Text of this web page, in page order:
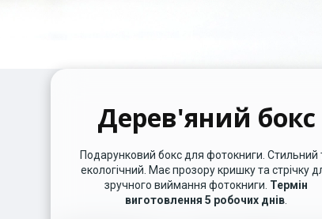
Дерев'яний бокс
Подарунковий бокс для фотокниги. Стильний
екологічний. Має прозору кришку та стрічку
зручного виймання фотокниги. Термін
виготовлення 5 робочих днів